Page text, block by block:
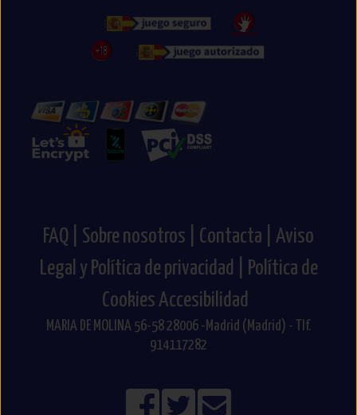
Próximamente te anunciaremos que puedes hacer
Pero recuerda, con cada compra ya estás donando!
FAQ | Sobre nosotros | Contacta |
Aviso
Legal y Política de privacidad |
Política de
CookiesAccesibilidad
MARIA DE MOLINA 56-58 28006 -Madrid (Madrid) - Tlf.
914117282